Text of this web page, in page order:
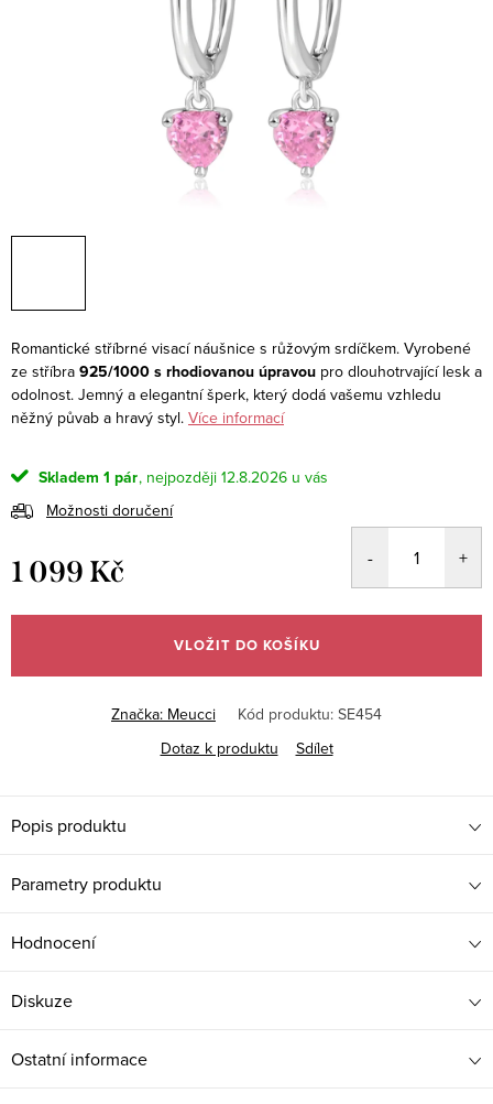
Romantické stříbrné visací náušnice s růžovým srdíčkem. Vyrobené
ze stříbra 925/1000 s rhodiovanou úpravou pro dlouhotrvající lesk a
odolnost. Jemný a elegantní šperk, který dodá vašemu vzhledu
něžný půvab a hravý styl. Více informací
Skladem 1 pár
12.8.2026
Možnosti doručení
1 099 Kč
cena:
VLOŽIT DO KOŠÍKU
Značka: Meucci Kód produktu: SE454
Dotaz k produktu
Sdílet
Popis produktu
Parametry produktu
Hodnocení
Diskuze
Ostatní informace